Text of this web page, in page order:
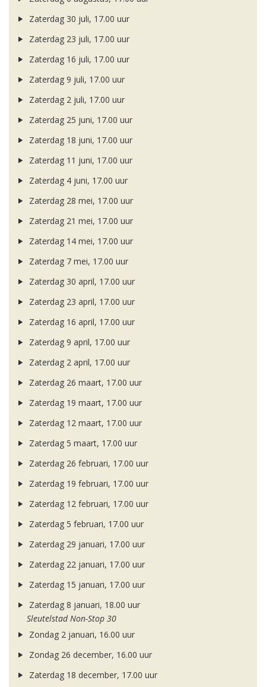
Zaterdag 30 juli, 17.00 uur
Zaterdag 23 juli, 17.00 uur
Zaterdag 16 juli, 17.00 uur
Zaterdag 9 juli, 17.00 uur
Zaterdag 2 juli, 17.00 uur
Zaterdag 25 juni, 17.00 uur
Zaterdag 18 juni, 17.00 uur
Zaterdag 11 juni, 17.00 uur
Zaterdag 4 juni, 17.00 uur
Zaterdag 28 mei, 17.00 uur
Zaterdag 21 mei, 17.00 uur
Zaterdag 14 mei, 17.00 uur
Zaterdag 7 mei, 17.00 uur
Zaterdag 30 april, 17.00 uur
Zaterdag 23 april, 17.00 uur
Zaterdag 16 april, 17.00 uur
Zaterdag 9 april, 17.00 uur
Zaterdag 2 april, 17.00 uur
Zaterdag 26 maart, 17.00 uur
Zaterdag 19 maart, 17.00 uur
Zaterdag 12 maart, 17.00 uur
Zaterdag 5 maart, 17.00 uur
Zaterdag 26 februari, 17.00 uur
Zaterdag 19 februari, 17.00 uur
Zaterdag 12 februari, 17.00 uur
Zaterdag 5 februari, 17.00 uur
Zaterdag 29 januari, 17.00 uur
Zaterdag 22 januari, 17.00 uur
Zaterdag 15 januari, 17.00 uur
Zaterdag 8 januari, 18.00 uur
Sleutelstad Non-Stop 30
Zondag 2 januari, 16.00 uur
Zondag 26 december, 16.00 uur
Zaterdag 18 december, 17.00 uur